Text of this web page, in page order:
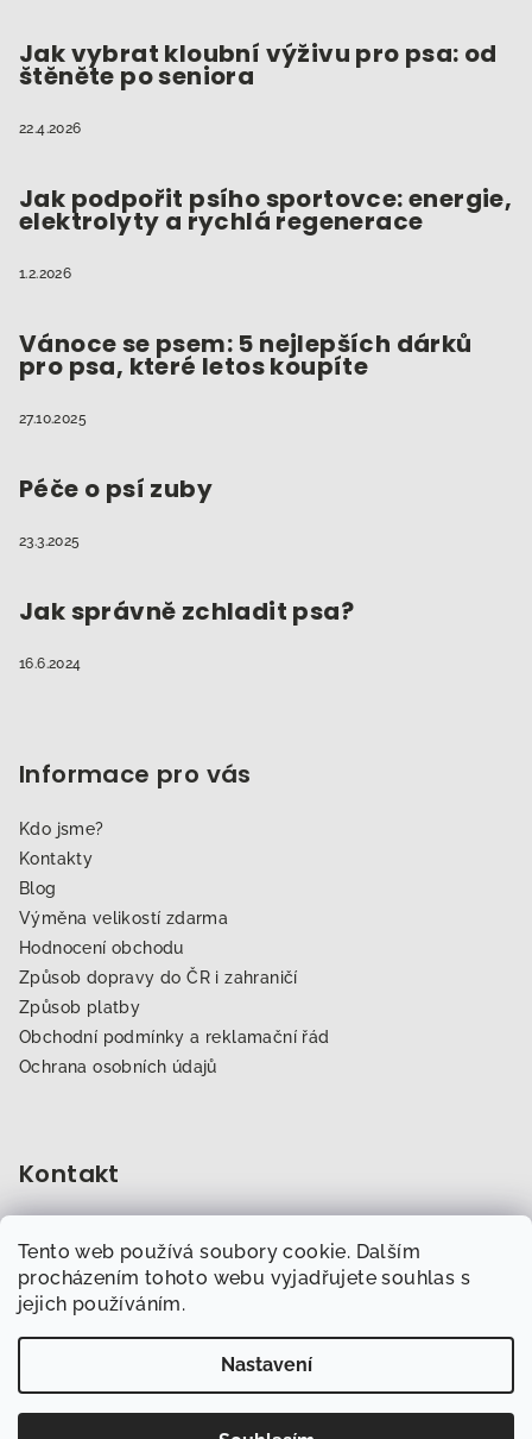
Tento web používá soubory cookie. Dalším
procházením tohoto webu vyjadřujete souhlas s
jejich používáním.
Nastavení
Jak vybrat kloubní výživu pro psa: od
štěněte po seniora
22.4.2026
Jak podpořit psího sportovce: energie,
elektrolyty a rychlá regenerace
1.2.2026
Vánoce se psem: 5 nejlepších dárků
pro psa, které letos koupíte
27.10.2025
Péče o psí zuby
23.3.2025
Jak správně zchladit psa?
16.6.2024
Informace pro vás
Kdo jsme?
Kontakty
Blog
Výměna velikostí zdarma
Hodnocení obchodu
Způsob dopravy do ČR i zahraničí
Způsob platby
Obchodní podmínky a reklamační řád
Ochrana osobních údajů
Kontakt
702 007 759